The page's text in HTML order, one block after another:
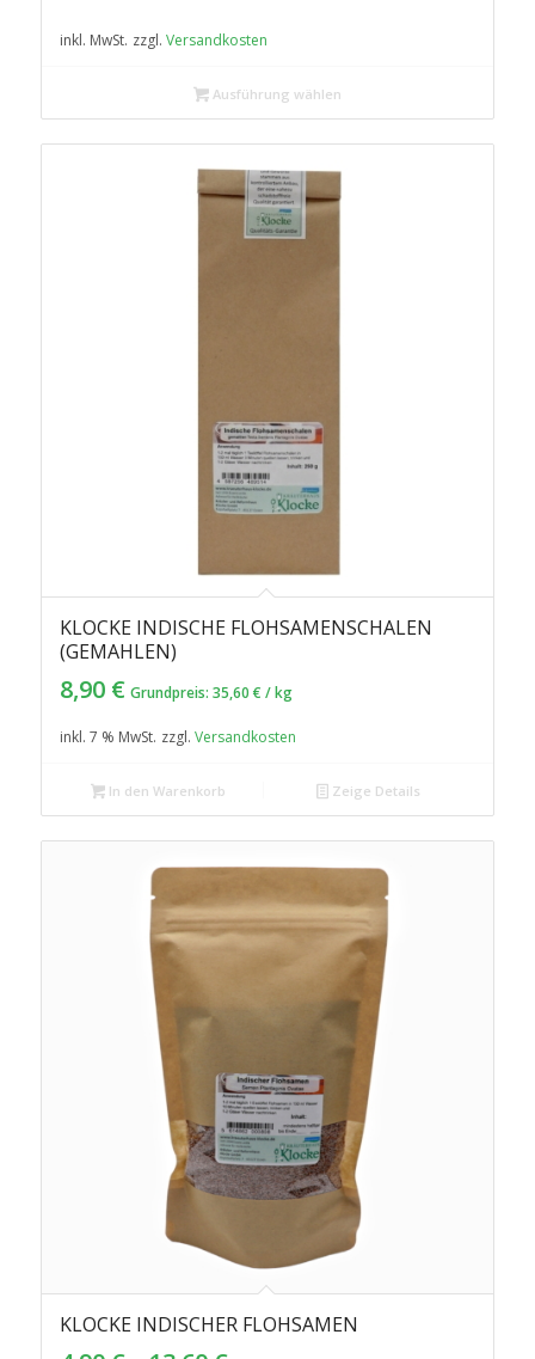
inkl. MwSt. zzgl. Versandkosten
Ausführung wählen
KLOCKE INDISCHE FLOHSAMENSCHALEN
(GEMAHLEN)
8,90 € Grundpreis: 35,60 € /kg
inkl. 7 % MwSt. zzgl. Versandkosten
In den Warenkorb Zeige Details
KLOCKE INDISCHER FLOHSAMEN